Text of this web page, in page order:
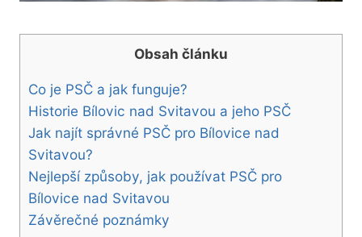
Obsah článku
Co je PSČ a jak funguje?
Historie Bílovic nad Svitavou a jeho PSČ
Jak najít správné PSČ pro Bílovice nad
Svitavou?
Nejlepší způsoby, jak používat PSČ pro
Bílovice nad Svitavou
Závěrečné poznámky